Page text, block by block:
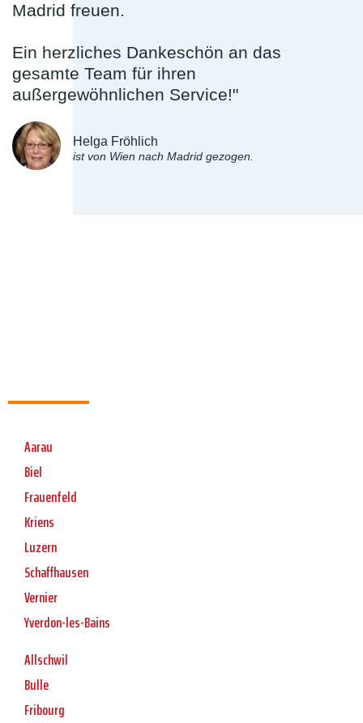
Madrid freuen.
Ein herzliches Dankeschön an das
gesamte Team für ihren
außergewöhnlichen Service!"
Helga Fröhlich
ist von Wien nach Madrid gezogen.
Aarau
Biel
Frauenfeld
Kriens
Luzern
Schaffhausen
Vernier
Yverdon-les-Bains
Allschwil
Bulle
Fribourg